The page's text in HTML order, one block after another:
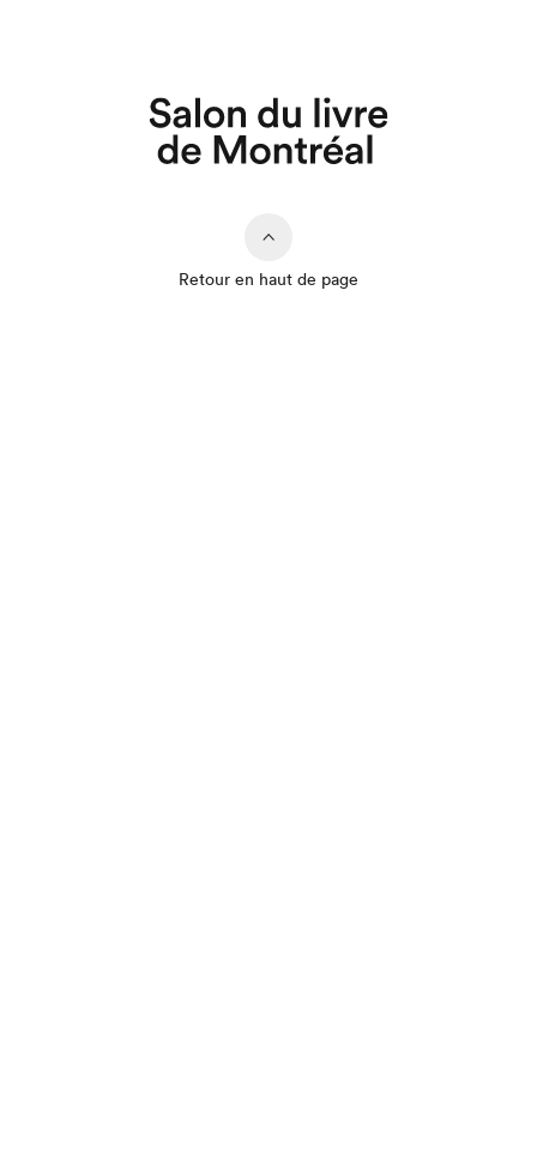
Retour en haut de page